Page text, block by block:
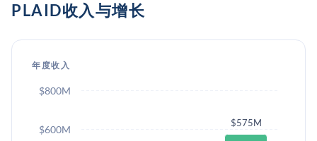
PLAID收入与增长
年度收入
$575M
$600M
$800M